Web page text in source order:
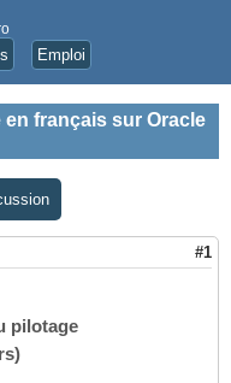
Emploi
en français sur Oracle
#1
pilotage